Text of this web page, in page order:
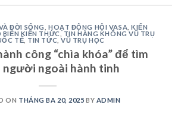
ĐỜI SỐNG HOẠT ĐỘNG HỘI VASA ,KIẾN
BIẾN KIẾN THỨC , TIN HÀNG KHÔNG VŨ TRỤ
TẾ TIN TỨC ,VŨ TRỤ HỌC
công “chìa khóa” để tìm
người ngoài hành tinh
ON THÁNG BA 20, 2025 BY ADMIN